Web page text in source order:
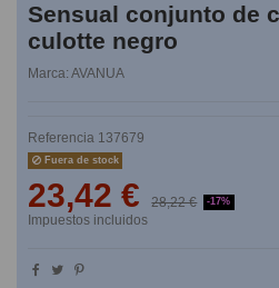
Sensual conjunto de
culotte negro
Marca: AVANUA
Referencia 137679
Fuera de stock
23,42 € 28,22 € -17%
Impuestos incluidos